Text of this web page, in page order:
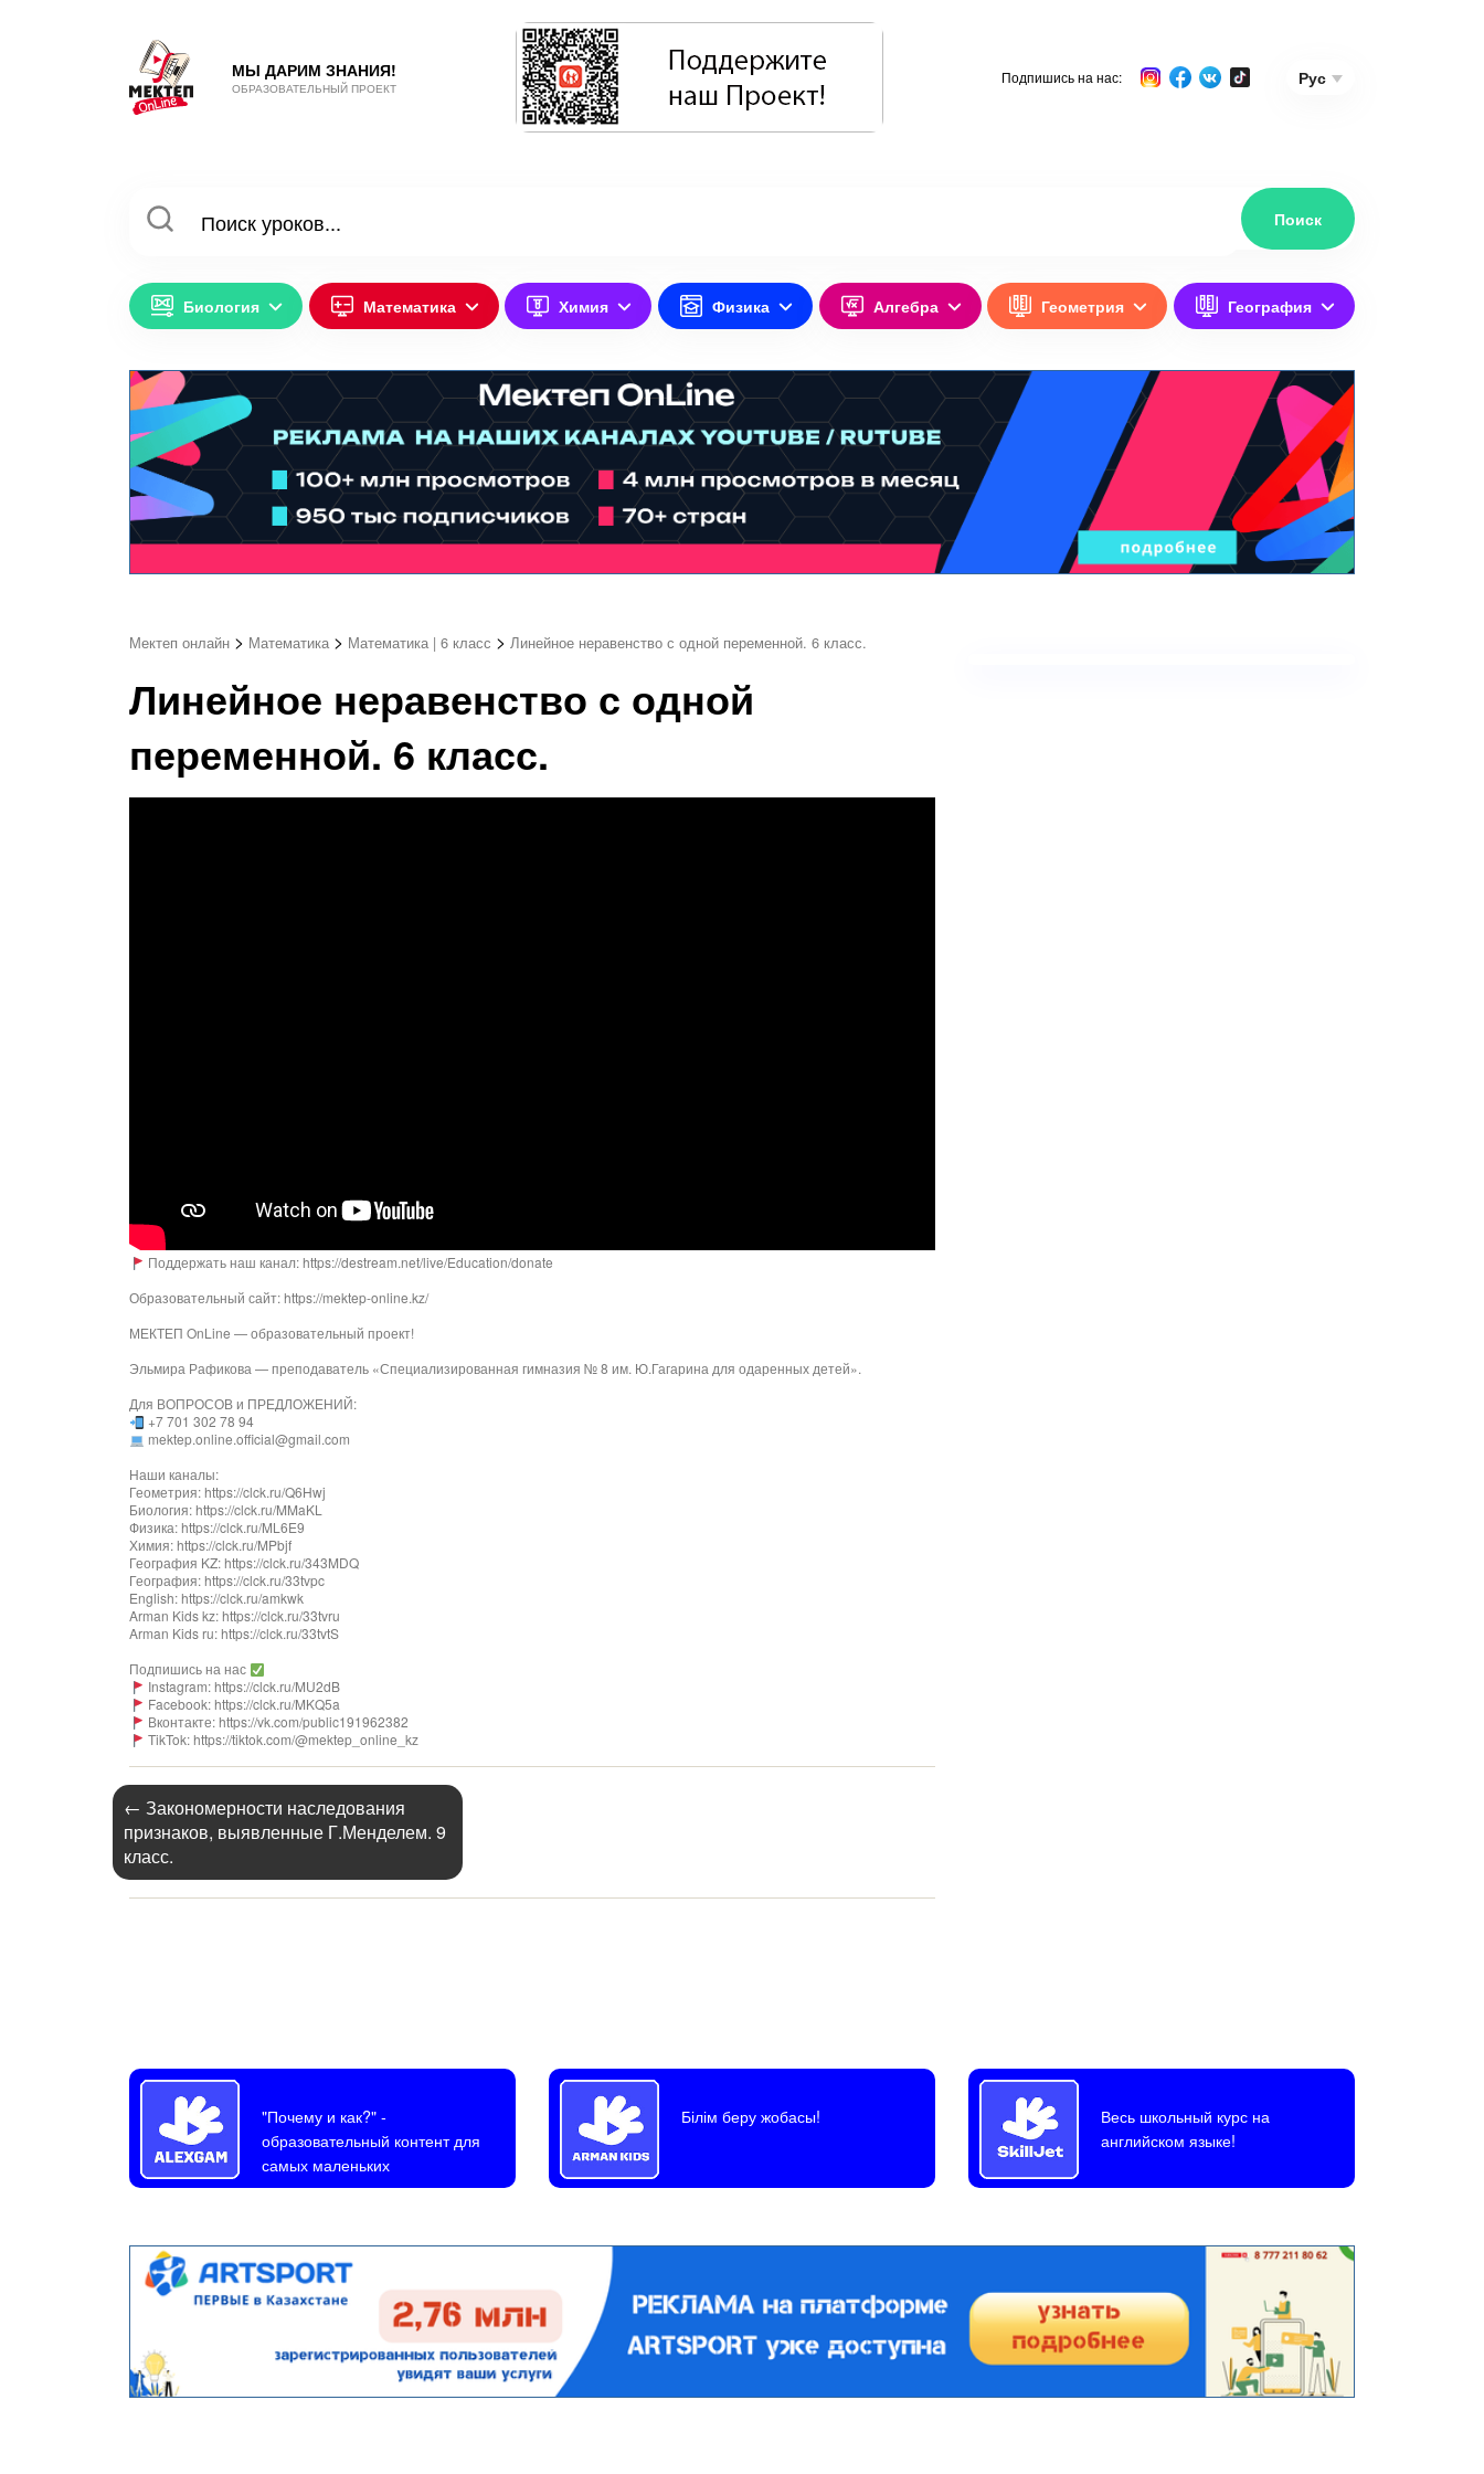
МЫ ДАРИМ ЗНАНИЯ!
ОБРАЗОВАТЕЛЬНЫЙ ПРОЕКТ
Подпишись на нас: Рус
Биология Математика Химия Физика Алгебра Геометрия География
Мектеп онлайн > Математика > Математика | 6 класс > Линейное неравенство с одной переменной. 6 класс.
Линейное неравенство с одной
переменной. 6 класс.
Поддержать наш канал: https://destream.net/live/Education/donate
Образовательный сайт: https://mektep-online.kz/
МЕКТЕП OnLine — образовательный проект!
Эльмира Рафикова — преподаватель «Специализированная гимназия № 8 им. Ю.Гагарина для одаренных детей».
Для ВОПРОСОВ и ПРЕДЛОЖЕНИЙ:
+7 701 302 78 94
mektep.online.official@gmail.com
Наши каналы:
Геометрия: https://clck.ru/Q6Hwj
Биология: https://clck.ru/MMaKL
Физика: https://clck.ru/ML6E9
Химия: https://clck.ru/MPbjf
География KZ: https://clck.ru/343MDQ
География: https://clck.ru/33tvpc
English: https://clck.ru/amkwk
Arman Kids kz: https://clck.ru/33tvru
Arman Kids ru: https://clck.ru/33tvtS
Подпишись на нас
Instagram: https://clck.ru/MU2dB
Facebook: https://clck.ru/MKQ5a
Вконтакте: https://vk.com/public191962382
TikTok: https://tiktok.com/@mektep_online_kz
← Закономерности наследования
признаков, выявленные Г.Менделем. 9
класс.
"Почему и как?"-
образовательный контент для
самых маленьких
Білім беру жобасы!
Весь школьный курс на
английском языке!